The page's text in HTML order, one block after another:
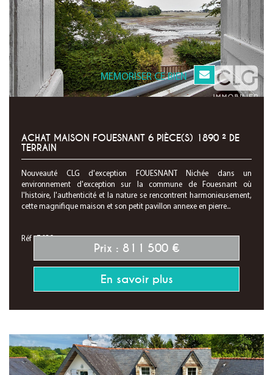
MEMORISER CE BIEN
ACHAT MAISON FOUESNANT 6 PIÈCE(S) 1890 ² DE
TERRAIN
Nouveauté CLG d'exception FOUESNANT Nichée dans un
environnement d'exception sur la commune de Fouesnant où
l'histoire, l'authenticité et la nature se rencontrent harmonieusement,
cette magnifique maison et son petit pavillon annexe en pierre...
Réf : 7630
Prix : 811 500 €
En savoir plus